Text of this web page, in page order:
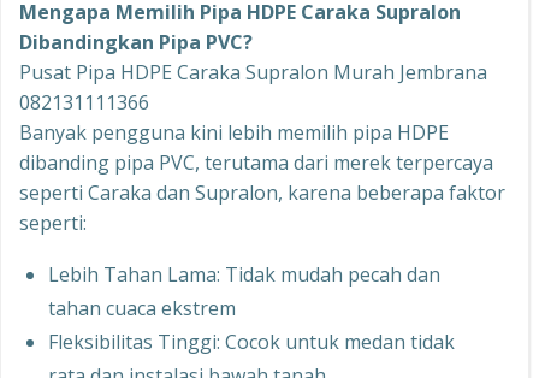
Mengapa Memilih Pipa HDPE Caraka Supralon
Dibandingkan Pipa PVC?
Pusat Pipa HDPE Caraka Supralon Murah Jembrana
082131111366
Banyak pengguna kini lebih memilih pipa HDPE
dibanding pipa PVC, terutama dari merek terpercaya
seperti Caraka dan Supralon, karena beberapa faktor
seperti:
Lebih Tahan Lama: Tidak mudah pecah dan
tahan cuaca ekstrem
Fleksibilitas Tinggi: Cocok untuk medan tidak